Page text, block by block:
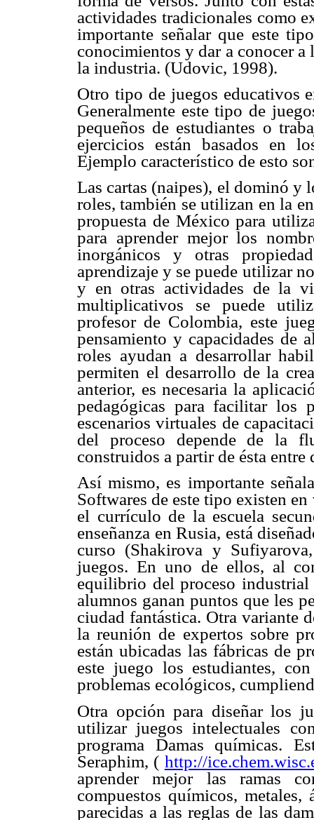
actividades tradicionales como
importante señalar que este
conocimientos y dar a conocer a
la industria. (Udovic, 1998).
Otro tipo de juegos educativos
Generalmente este tipo de
pequeños de estudiantes o
ejercicios están basados en
Ejemplo característico de esto
Las cartas (naipes), el dominó y
roles, también se utilizan en la
propuesta de México para
para aprender mejor los
inorgánicos y otras
aprendizaje y se puede utilizar
y en otras actividades de la
multiplicativos se puede
profesor de Colombia, este
pensamiento y capacidades de
roles ayudan a desarrollar
permiten el desarrollo de la
anterior, es necesaria la
pedagógicas para facilitar los
escenarios virtuales de
del proceso depende de la
construidos a partir de ésta entre
Así mismo, es importante
Softwares de este tipo existen
el currículo de la escuela
enseñanza en Rusia, está
curso (Shakirova y
juegos. En uno de ellos, al
equilibrio del proceso
alumnos ganan puntos que les
ciudad fantástica. Otra variante
la reunión de expertos sobre
están ubicadas las fábricas de
este juego los estudiantes,
problemas ecológicos,
Otra opción para diseñar los
utilizar juegos intelectuales
programa Damas químicas.
Seraphim, ( http://
aprender mejor las ramas
compuestos químicos,
parecidas a las reglas de las